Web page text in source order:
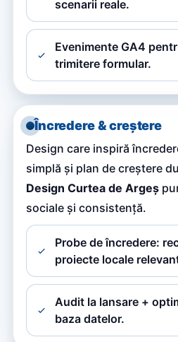
scenarii reale.
Evenimente GA4
trimitere formular.
Încredere & creștere
Design care inspiră
simplă și plan de creștere
Design Curtea de Argeș
sociale și consistență.
Probe de încredere:
proiecte locale
Audit la lansare +
baza datelor.